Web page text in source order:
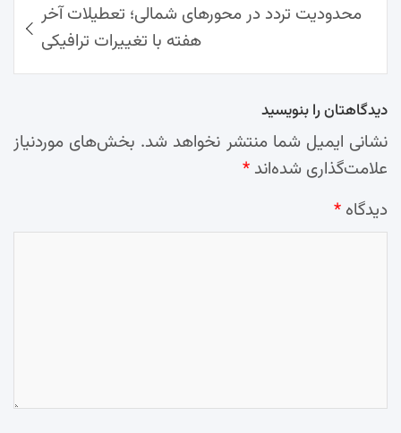
محدودیت تردد در محورهای شمالی؛ تعطیلات آخر
هفته با تغییرات ترافیکی
دیدگاهتان را بنویسید
نشانی ایمیل شما منتشر نخواهد شد. بخش‌های موردنیاز
علامت‌گذاری شده‌اند *
دیدگاه *